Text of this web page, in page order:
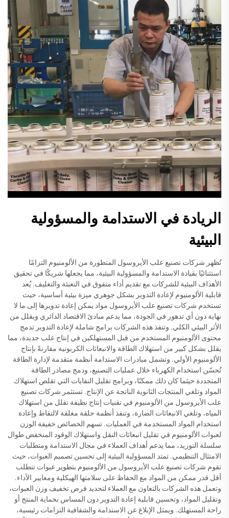
الريادة في الاستدامة والمسؤولية
البيئية
تُظهر شركات تصنيع علب الأيروسول المتطورة من الألومنيوم التزامًا
استثنائيًا بقيادة الاستدامة والمسؤولية البيئية، مما يجعلها شريكًا في تحقيق
الأهداف البيئية للشركات مع تقديم أداء متفوق في التعبئة والتغليف. يُعد
قابلية الألومنيوم لإعادة التدوير بشكل جوهري ميزة بيئية أساسية، حيث
تستخدم شركات تصنيع علب الأيروسول مواد يمكن إعادة تدويرها إلى ما لا
نهاية دون أي تدهور في الجودة، مما يدعم مبادئ الاقتصاد الدائري ويقلل من
الأثر البيئي الكلي. وتنفذ هذه الشركات برامج شاملة لإعادة التدوير تدمج
محتوى الألومنيوم المستخدم من قبل المستهلكين في إنتاج علب جديدة، مما
يقلل بشكل كبير من استهلاك الطاقة والانبعاثات الكربونية مقارنةً بإنتاج
الألومنيوم الأولي. وتشمل مبادرات الاستدامة أنظمة متقدمة لإدارة الطاقة
تُحسّن استخدام الكهرباء خلال عمليات التصنيع، ودمج مصادر الطاقة
المتجددة حيثما كان ذلك ممكنًا، وبرامج تقليل النفايات التي تقلص استهلاك
المواد وتلغي المنتجات الثانوية الناتجة عن الإنتاج. تستثمر شركات تصنيع
علب الأيروسول من الألومنيوم في تقنيات إنتاج نظيفة تقلل من استهلاك
المياه، وتلغي الانبعاثات الضارة، وتنفذ أنظمة حلقة مغلقة لالتقاط وإعادة
استخدام المواد المستخدمة في العمليات. تسهم الخصائص خفيفة الوزن
لعبوات الألومنيوم في تقليل انبعاثات النقل واستهلاك الوقود المنخفض طوال
سلسلة التوريد، مما يدعم أهداف العملاء في مجال الاستدامة ومتطلبات
الامتثال التنظيمي. تمتد المسؤولية البيئية إلى تحسين تصميم العبوات، حيث
تقوم شركات تصنيع علب الأيروسول من الألومنيوم بتطوير عبوات تتطلب
أقل قدر ممكن من المواد مع الحفاظ على سلامتها الهيكلية ومعايير الأداء.
وتعمل هذه الشركات بالتعاون مع العملاء لتحديد فرص تخفيف وزن العبوات،
وتقليل المواد، وتحسين قابلية إعادة التدوير دون المساس بحماية المنتج أو
راحة المستهلك. ويمثل الإبلاغ عن الاستدامة والشفافية التزامات رئيسية،